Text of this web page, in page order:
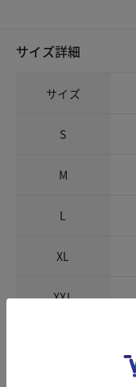
サイズ詳細
サイズ
S
M
L
XL
XXL